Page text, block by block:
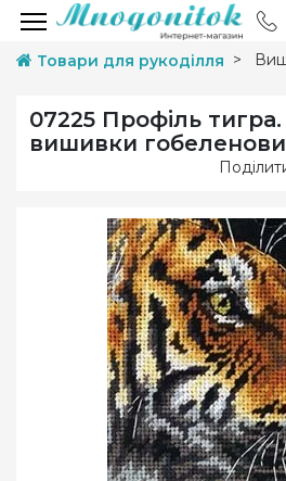
Товари для рукоділля
07225 Профіль
вишивки